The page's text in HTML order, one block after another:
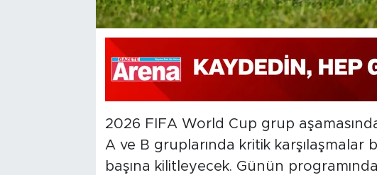
2026 FIFA World Cup grup
A ve B gruplarında kritik
başına kilitleyecek. Günün